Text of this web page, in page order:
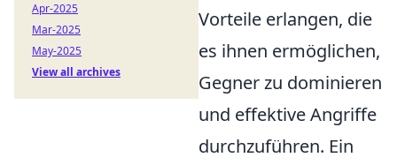
Vorteile erlangen, die
es ihnen ermöglichen,
Gegner zu dominieren
und effektive Angriffe
durchzuführen. Ein
Apr-2025
Mar-2025
May-2025
View all archives